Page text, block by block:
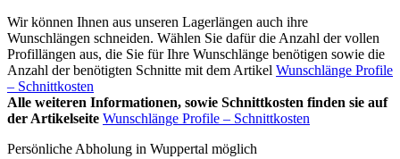
Wir können Ihnen aus unseren Lagerlängen auch ihre
Wunschlängen schneiden. Wählen Sie dafür die Anzahl der vollen
Profillängen aus, die Sie für Ihre Wunschlänge benötigen sowie die
Anzahl der benötigten Schnitte mit dem Artikel Wunschlänge Profile
– Schnittkosten
Alle weiteren Informationen, sowie Schnittkosten finden sie auf
der Artikelseite Wunschlänge Profile – Schnittkosten
Persönliche Abholung in Wuppertal möglich